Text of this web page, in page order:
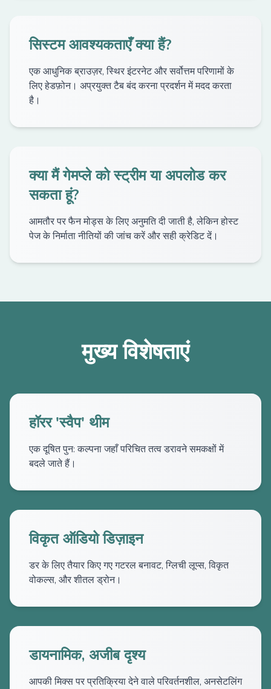
सिस्टम आवश्यकताएँ क्या हैं?
एक आधुनिक ब्राउज़र, स्थिर इंटरनेट और सर्वोत्तम परिणामों के
लिए हेडफ़ोन। अप्रयुक्त टैब बंद करना प्रदर्शन में मदद करता
है।
क्या मैं गेमप्ले को स्ट्रीम या अपलोड कर
सकता हूं?
आमतौर पर फैन मोड्स के लिए अनुमति दी जाती है, लेकिन होस्ट
पेज के निर्माता नीतियों की जांच करें और सही क्रेडिट दें।
मुख्य विशेषताएं
हॉरर 'स्वैप' थीम
एक दूषित पुन: कल्पना जहाँ परिचित तत्व डरावने समकक्षों में
बदले जाते हैं।
विकृत ऑडियो डिज़ाइन
डर के लिए तैयार किए गए गटरल बनावट, ग्लिची लूप्स, विकृत
वोकल्स, और शीतल ड्रोन।
डायनामिक, अजीब दृश्य
आपकी मिक्स पर प्रतिक्रिया देने वाले परिवर्तनशील, अनसेटलिंग